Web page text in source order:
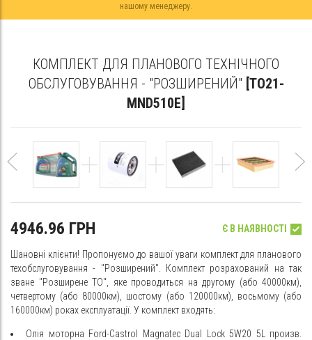
нашому менеджеру.
КОМПЛЕКТ ДЛЯ ПЛАНОВОГО ТЕХНІЧНОГО
ОБСЛУГОВУВАННЯ - "РОЗШИРЕНИЙ" [TO21-
MND510E]
4946.96 ГРН Є В НАЯВНОСТІ
Шановні клієнти! Пропонуємо до вашої уваги комплект для планового
техобслуговування - "Розширений". Комплект розрахований на так
зване "Розширене ТО", яке проводиться на другому (або 40000км),
четвертому (або 80000км), шостому (або 120000км), восьмому (або
160000км) роках експлуатації. У комплект входять:
Олія моторна Ford-Castrol Magnatec Dual Lock 5W20 5L произв.